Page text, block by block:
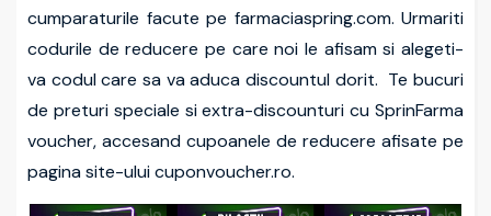
cumparaturile facute pe farmaciaspring.com. Urmariti
codurile de reducere pe care noi le afisam si alegeti-
va codul care sa va aduca discountul dorit. Te bucuri
de preturi speciale si extra-discounturi cu SprinFarma
voucher, accesand cupoanele de reducere afisate pe
pagina site-ului cuponvoucher.ro.